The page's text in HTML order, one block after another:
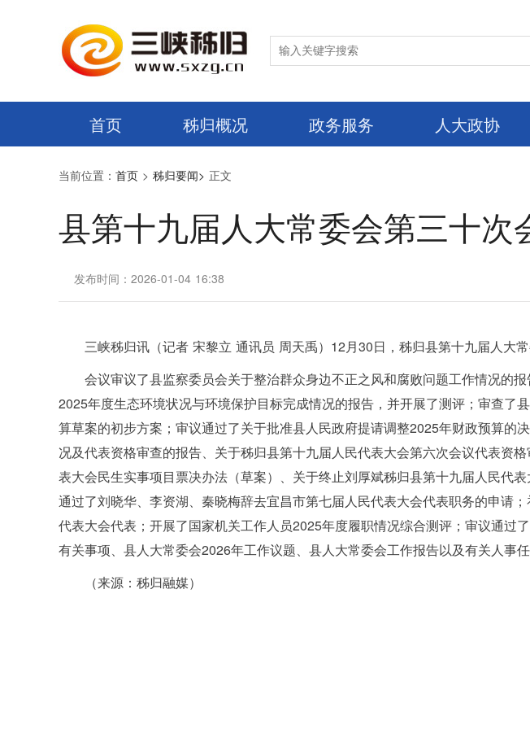
首页 秭归概况 政务服务 人大政协
当前位置： 首页 > 秭归要闻> 正文
县第十九届人大常委会第三十次
发布时间：2026-01-04 16:38
三峡秭归讯（记者 宋黎立 通讯员 周天禹） 12月30日，秭归县第十九届人大
会议审议了县监察委员会关于整治群众身边不正之风和腐败问题工作情况的
2025年度生态环境状况与环境保护目标完成情况的报告，并开展了测评；审查了
算草案的初步方案；审议通过了关于批准县人民政府提请调整2025年财政预算的
况及代表资格审查的报告、关于秭归县第十九届人民代表大会第六次会议代表资
表大会民生实事项目票决办法（草案）、关于终止刘厚斌秭归县第十九届人民代
通过了刘晓华、李资湖、秦晓梅辞去宜昌市第七届人民代表大会代表职务的申请
代表大会代表；开展了国家机关工作人员2025年度履职情况综合测评；审议通过
有关事项、县人大常委会2026年工作议题、县人大常委会工作报告以及有关人事任
（来源：秭归融媒）